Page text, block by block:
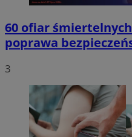
60 ofiar
poprawa
3